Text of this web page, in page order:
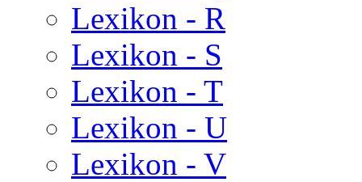
Lexikon - R
Lexikon - S
Lexikon - T
Lexikon - U
Lexikon - V